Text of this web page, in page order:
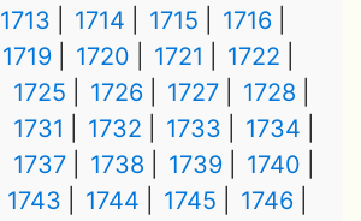
1713 1714 1715
1716
1719 1720 1721
1722
1725 1726 1727
1728
1731 1732 1733
1734
1737 1738 1739
1740
1743 1744 1745
1746